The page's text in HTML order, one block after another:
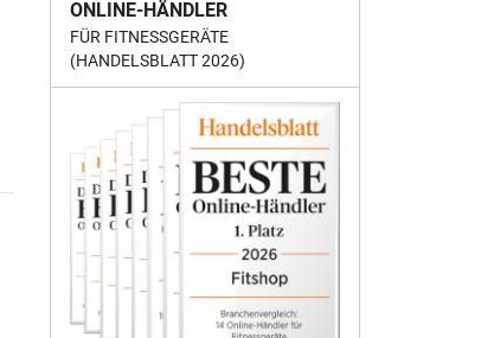
ONLINE-HÄNDLER
FÜR FITNESSGERÄTE
(HANDELSBLATT 2026)